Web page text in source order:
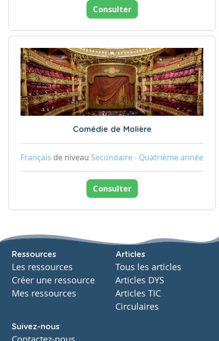
Consulter
Comédie de Molière
Français de niveau Secondaire - Quatrième année
Consulter
Ressources
Les ressources
Créer une ressource
Mes ressources
Articles
Tous les articles
Articles DYS
Articles TIC
Circulaires
Suivez-nous